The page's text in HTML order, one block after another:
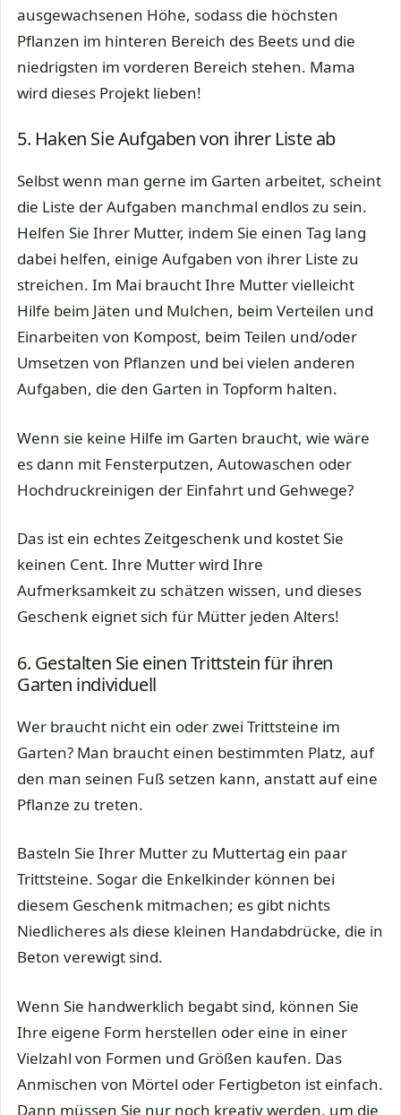
ausgewachsenen Höhe, sodass die höchsten
Pflanzen im hinteren Bereich des Beets und die
niedrigsten im vorderen Bereich stehen. Mama
wird dieses Projekt lieben!
5. Haken Sie Aufgaben von ihrer Liste ab
Selbst wenn man gerne im Garten arbeitet, scheint
die Liste der Aufgaben manchmal endlos zu sein.
Helfen Sie Ihrer Mutter, indem Sie einen Tag lang
dabei helfen, einige Aufgaben von ihrer Liste zu
streichen. Im Mai braucht Ihre Mutter vielleicht
Hilfe beim Jäten und Mulchen, beim Verteilen und
Einarbeiten von Kompost, beim Teilen und/oder
Umsetzen von Pflanzen und bei vielen anderen
Aufgaben, die den Garten in Topform halten.
Wenn sie keine Hilfe im Garten braucht, wie wäre
es dann mit Fensterputzen, Autowaschen oder
Hochdruckreinigen der Einfahrt und Gehwege?
Das ist ein echtes Zeitgeschenk und kostet Sie
keinen Cent. Ihre Mutter wird Ihre
Aufmerksamkeit zu schätzen wissen, und dieses
Geschenk eignet sich für Mütter jeden Alters!
6. Gestalten Sie einen Trittstein für ihren
Garten individuell
Wer braucht nicht ein oder zwei Trittsteine im
Garten? Man braucht einen bestimmten Platz, auf
den man seinen Fuß setzen kann, anstatt auf eine
Pflanze zu treten.
Basteln Sie Ihrer Mutter zu Muttertag ein paar
Trittsteine. Sogar die Enkelkinder können bei
diesem Geschenk mitmachen; es gibt nichts
Niedlicheres als diese kleinen Handabdrücke, die in
Beton verewigt sind.
Wenn Sie handwerklich begabt sind, können Sie
Ihre eigene Form herstellen oder eine in einer
Vielzahl von Formen und Größen kaufen. Das
Anmischen von Mörtel oder Fertigbeton ist einfach.
Dann müssen Sie nur noch kreativ werden, um die